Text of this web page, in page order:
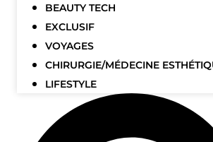
BEAUTY TECH
EXCLUSIF
VOYAGES
CHIRURGIE/MÉDECINE
LIFESTYLE